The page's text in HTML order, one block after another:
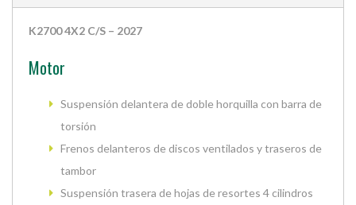
K2700 4X2 C/S – 2027
Motor
Suspensión delantera de doble horquilla con barra de
torsión
Frenos delanteros de discos ventilados y traseros de
tambor
Suspensión trasera de hojas de resortes 4 cilindros